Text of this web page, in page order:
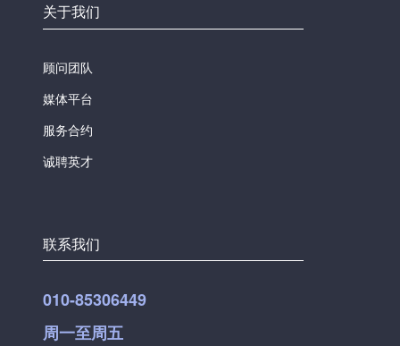
关于我们
顾问团队
媒体平台
服务合约
诚聘英才
联系我们
010-85306449
周一至周五